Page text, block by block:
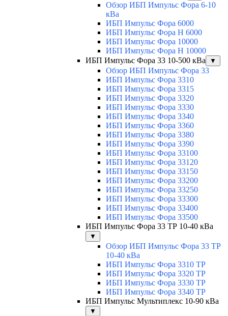
Обзор ИБП Импульс Фора 6-10
кВа
ИБП Импульс Фора 6000
ИБП Импульс Фора H 6000
ИБП Импульс Фора 10000
ИБП Импульс Фора H 10000
ИБП Импульс Фора 33 10-500 кВа
▼
Обзор ИБП Импульс Фора 33
ИБП Импульс Фора 3310
ИБП Импульс Фора 3315
ИБП Импульс Фора 3320
ИБП Импульс Фора 3330
ИБП Импульс Фора 3340
ИБП Импульс Фора 3360
ИБП Импульс Фора 3380
ИБП Импульс Фора 3390
ИБП Импульс Фора 33100
ИБП Импульс Фора 33120
ИБП Импульс Фора 33150
ИБП Импульс Фора 33200
ИБП Импульс Фора 33250
ИБП Импульс Фора 33300
ИБП Импульс Фора 33400
ИБП Импульс Фора 33500
ИБП Импульс Фора 33 ТР 10-40 кВа
▼
Обзор ИБП Импульс Фора 33 ТР
10-40 кВа
ИБП Импульс Фора 3310 ТР
ИБП Импульс Фора 3320 ТР
ИБП Импульс Фора 3330 ТР
ИБП Импульс Фора 3340 ТР
ИБП Импульс Мультиплекс 10-90 кВа
▼